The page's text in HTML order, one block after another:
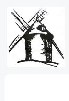
Aller
au
contenu